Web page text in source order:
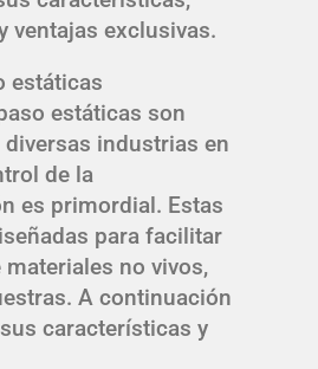
ventajas exclusivas.
estáticas
estáticas son
industrias en
de la
es primordial. Estas
para facilitar
no vivos,
A continuación
características y